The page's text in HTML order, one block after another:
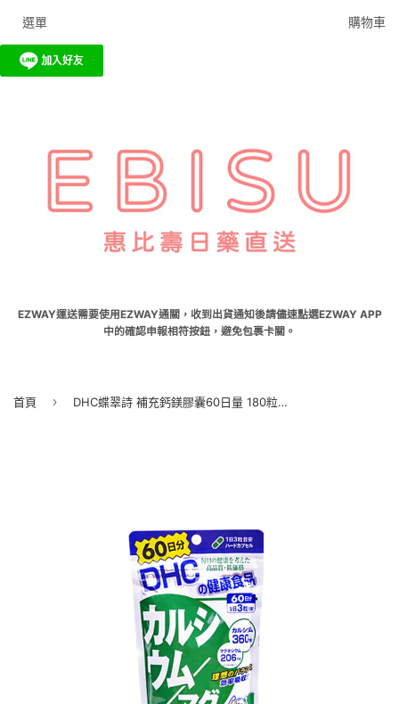
EZWAY運送需要使用EZWAY通關，收到出貨通知後請儘速點選EZWAY APP
中的確認申報相符按鈕，避免包裹卡關。
選單 購物車
首頁 › DHC蝶翠詩 補充鈣鎂膠囊60日量 180粒/袋